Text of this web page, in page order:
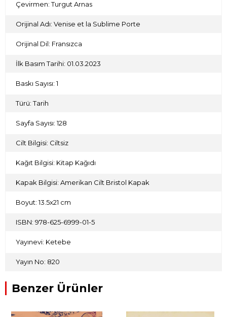
Çevirmen: Turgut Arnas
Orijinal Adı: Venise et la Sublime Porte
Orijinal Dil: Fransızca
İlk Basım Tarihi: 01.03.2023
Baskı Sayısı: 1
Türü: Tarih
Sayfa Sayısı: 128
Cilt Bilgisi: Ciltsiz
Kağıt Bilgisi: Kitap Kağıdı
Kapak Bilgisi: Amerikan Cilt Bristol Kapak
Boyut: 13.5x21 cm
ISBN: 978-625-6999-01-5
Yayınevi: Ketebe
Yayın No: 820
Benzer Ürünler